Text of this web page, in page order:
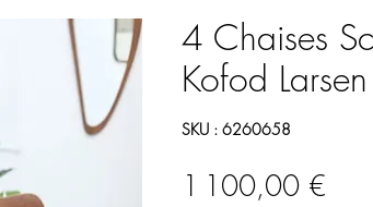
4 Chaises
Kofod
SKU : 6260658
1 100,00 €